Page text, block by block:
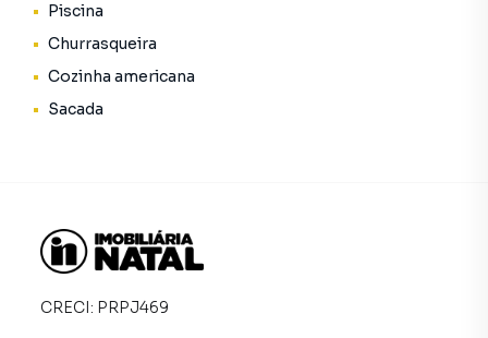
Piscina
Churrasqueira
Cozinha americana
Sacada
CRECI: PRPJ469